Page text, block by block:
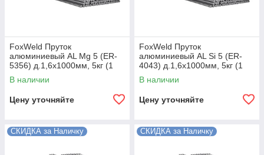
FoxWeld Пруток
алюминиевый АL Мg 5 (ER-
5356) д.1,6х1000мм, 5кг (1
пачка, пр-во FoxWeld/КНР)
В наличии
Цену уточняйте
FoxWeld Пруток
алюминиевый АL Si 5 (ER-
4043) д.1,6х1000мм, 5кг (1
пачка, пр-во FoxWeld/КНР)
В наличии
Цену уточняйте
СКИДКА за Наличку СКИДКА за Наличку